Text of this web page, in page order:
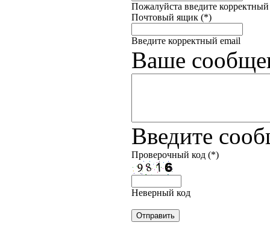
Пожалуйста введите
Почтовый ящик (*)
Введите корректный email
Ваше
Введите
Проверочный код (*)
Неверный код